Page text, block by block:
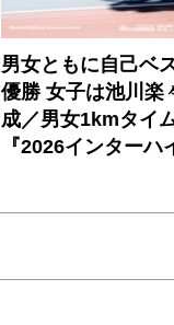
男女ともに自己ベ
優勝 女子は池川楽
成／男女1kmタイ
『2026インターハ